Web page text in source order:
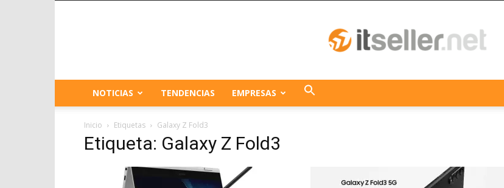
Centroamérica
NOTICIAS TENDENCIAS EMPRESAS
Inicio Etiquetas Galaxy Z Fold3
Etiqueta: Galaxy Z Fold3